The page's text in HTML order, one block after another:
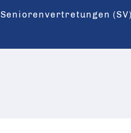
Seniorenvertretungen (SV)